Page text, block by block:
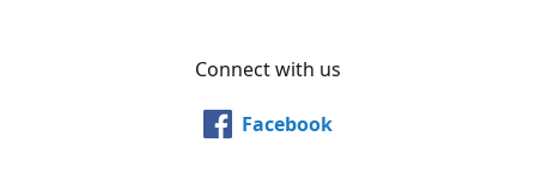
Connect with us
Facebook